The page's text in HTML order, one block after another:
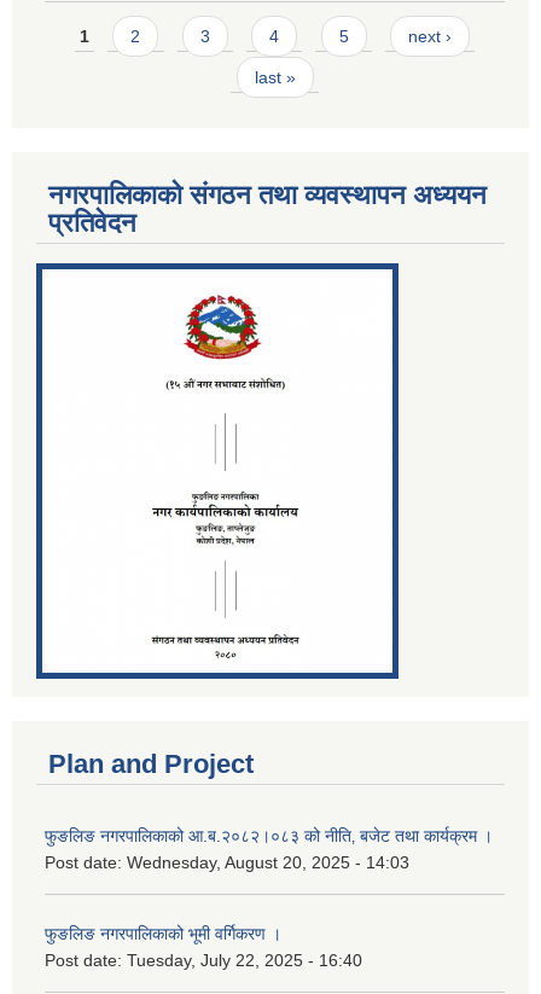
Pages
1 2 3 4 5 next ›
last »
नगरपालिकाको संगठन तथा व्यवस्थापन अध्ययन
प्रतिवेदन
Plan and Project
फुङलिङ नगरपालिकाको आ.ब.२०८२।०८३ को नीति‚ बजेट तथा कार्यक्रम ।
Post date: Wednesday, August 20, 2025 - 14:03
फुङलिङ नगरपालिकाको भूमी वर्गिकरण ।
Post date: Tuesday, July 22, 2025 - 16:40